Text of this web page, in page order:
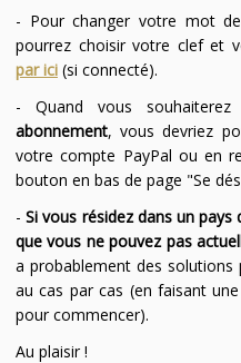
- Pour changer votre mot
pourrez choisir votre clef et
par ici(si connecté).
- Quand vous
abonnement, vous devriez
votre compte PayPal ou en
bouton en bas de page "Se
-Si vous résidez dans un
que vous ne pouvez pas
a probablement des
au cas par cas (en faisant
pour commencer).
Au plaisir !